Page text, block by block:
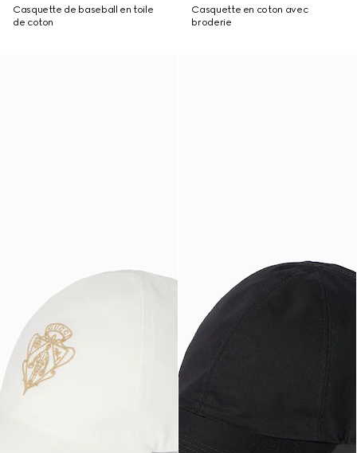
Casquette de baseball en toile
de coton
Casquette en coton avec
broderie